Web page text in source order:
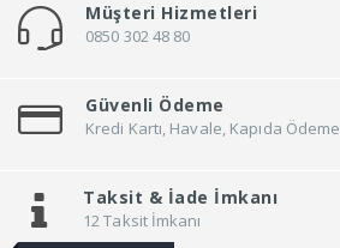
Müşteri Hizmetleri
0850 302 48 80
Güvenli Ödeme
Kredi Kartı, Havale, Kapıda Ödeme
Taksit & İade İmkanı
12 Taksit İmkanı